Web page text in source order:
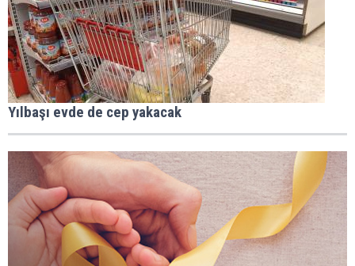
Yılbaşı evde de cep yakacak